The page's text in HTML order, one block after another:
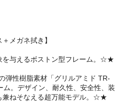
メガネ拭き】
与えるボストン型フレーム。☆★
性樹脂素材「グリルアミド TR-
。デザイン、耐久性、安全性、装
兼ねそなえる超万能モデル。☆★